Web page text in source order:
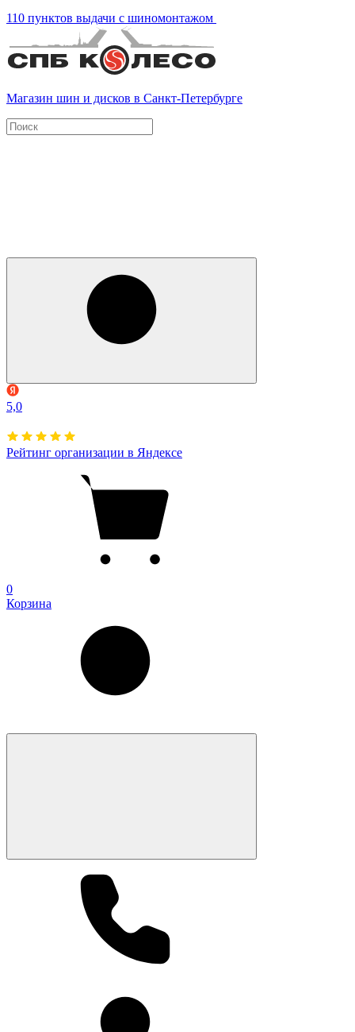
110 пунктов выдачи с шиномонтажом
Магазин шин и дисков в Санкт-Петербурге
5,0
Рейтинг организации в Яндексе
0
Корзина